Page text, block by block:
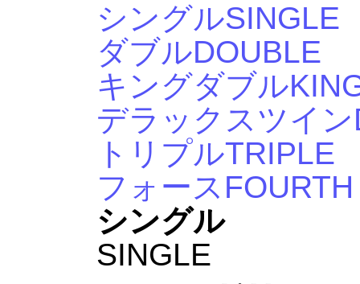
シングルSINGLE
ダブルDOUBLE
キングダブル
デラックスツイン
トリプルTRIPLE
フォース FOURTH
シングル
SINGLE